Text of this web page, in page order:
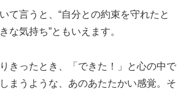
て言うと、“自分との約束を守れたと
な気持ち”ともいえます。
きったとき、「できた！」と心の中で
まうような、あのあたたかい感覚。そ